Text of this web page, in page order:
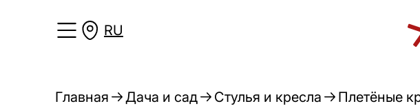
RU
Главная Дача и сад Стулья и кресла Плетёные